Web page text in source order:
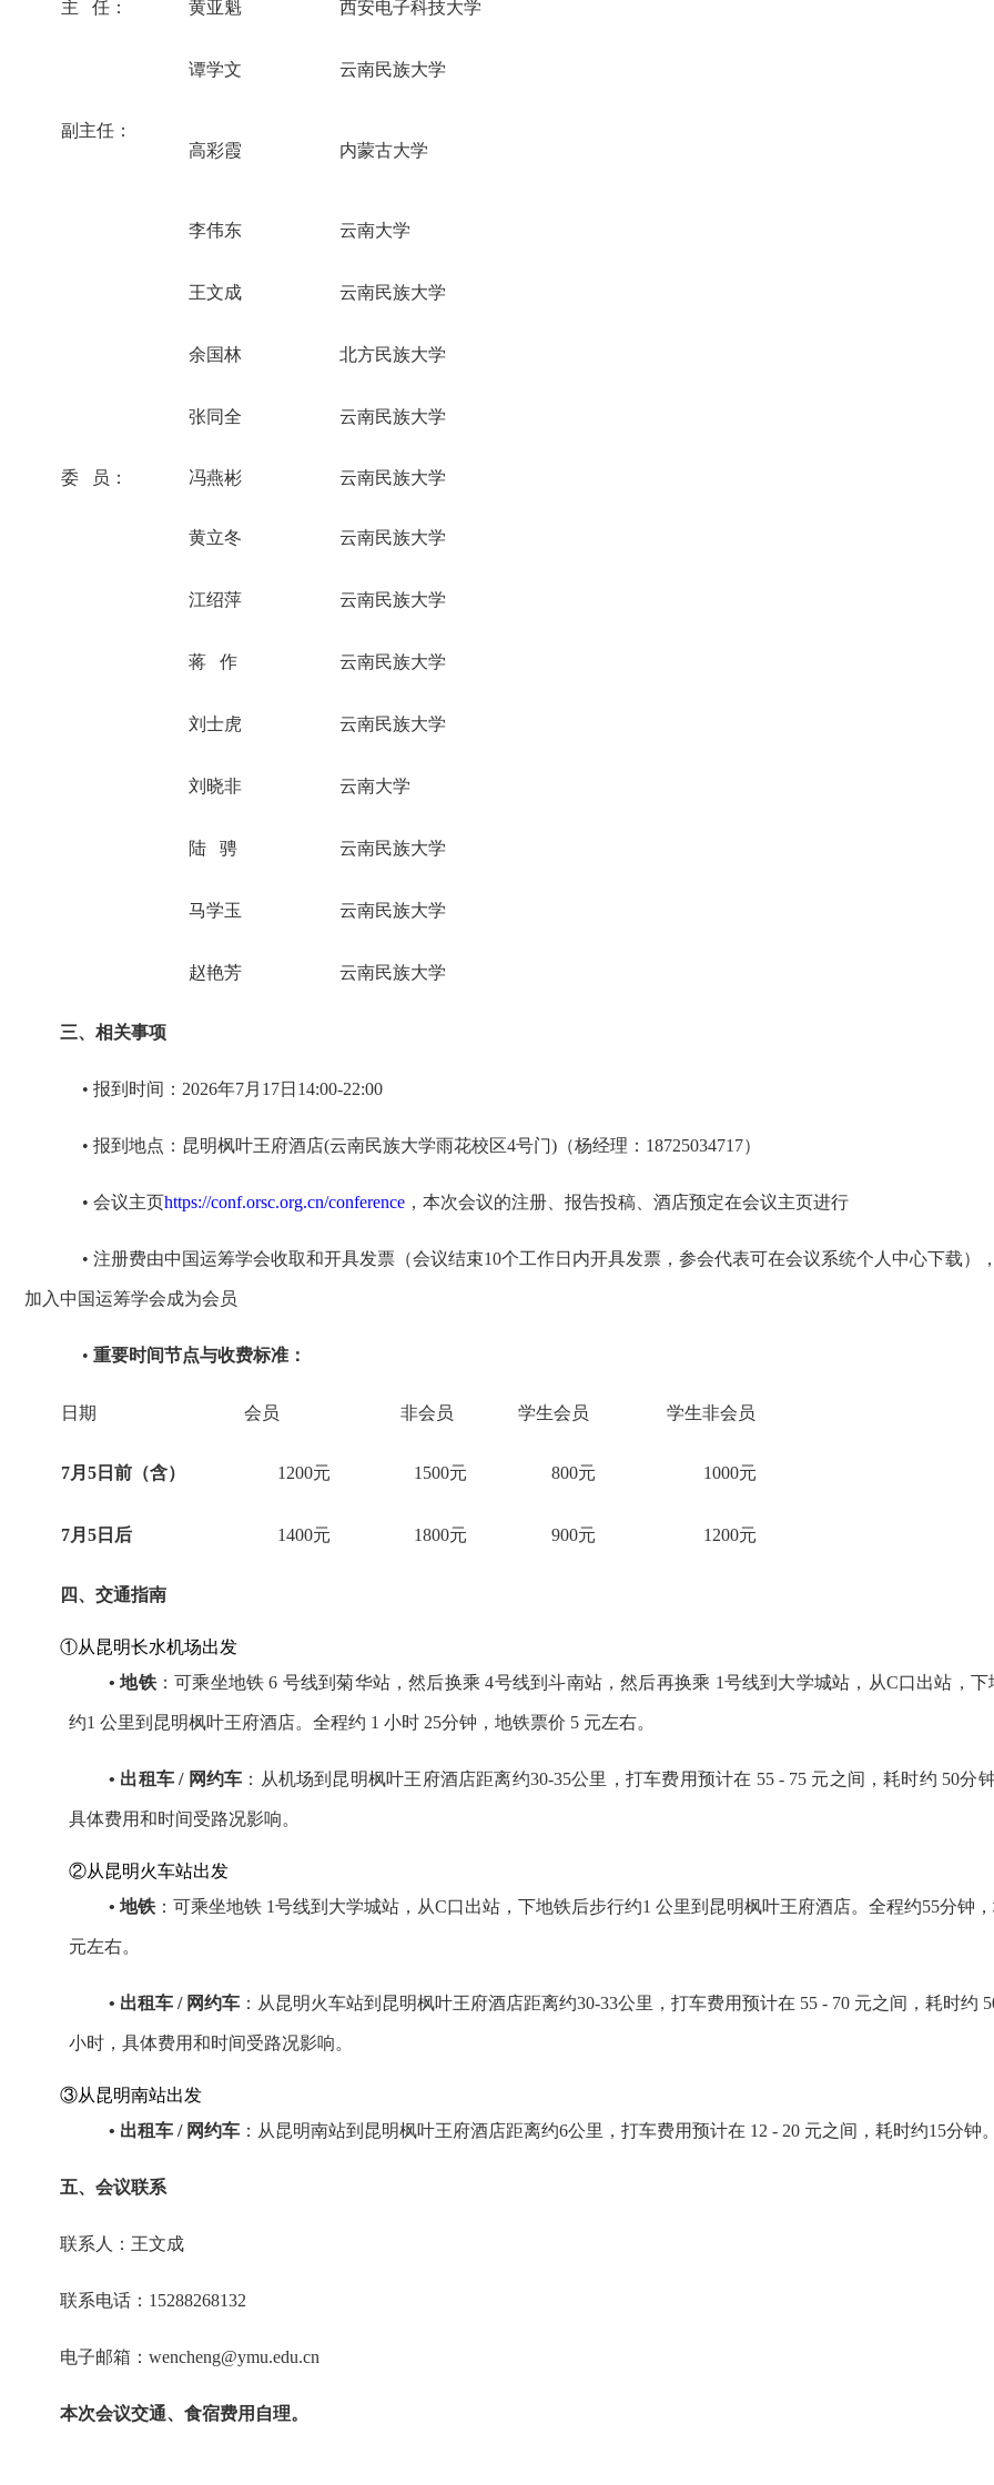
主 任： 黄亚魁 西安电子科技大学
谭学文 云南民族大学
副主任：
高彩霞
内蒙古大学
李伟东 云南大学
王文成 云南民族大学
余国林 北方民族大学
张同全 云南民族大学
委 员： 冯燕彬 云南民族大学
黄立冬 云南民族大学
江绍萍 云南民族大学
蒋 作 云南民族大学
刘士虎 云南民族大学
刘晓非 云南大学
陆 骋 云南民族大学
马学玉 云南民族大学
赵艳芳 云南民族大学
三、相关事项
• 报到时间：2026年7月17日14:00-22:00
• 报到地点：昆明枫叶王府酒店(云南民族大学雨花校区4号门)（杨经理：18725034717）
• 会议主页https://conf.orsc.org.cn/conference ，本次会议的注册、报告投稿、酒店预定在会议主页进行
• 注册费由中国运筹学会收取和开具发票（会议结束10个工作日内开具发票，参会代表可在会议系统个人中心下载）
加入中国运筹学会成为会员
• 重要时间节点与收费标准：
日期 会员 非会员 学生会员 学生非会员
7月5日前（含） 1200元 1500元 800元 1000元
7月5日后 1400元 1800元 900元 1200元
四、交通指南
①从昆明长水机场出发
• 地铁：可乘坐地铁 6 号线到菊华站，然后换乘 4号线到斗南站，然后再换乘 1号线到大学城站，从C口出站，下
约1 公里到昆明枫叶王府酒店。全程约 1 小时 25分钟，地铁票价 5 元左右。
• 出租车 / 网约车 ：从机场到昆明枫叶王府酒店距离约30-35公里，打车费用预计在 55 - 75 元之间，耗时约 50分钟
具体费用和时间受路况影响。
②从昆明火车站出发
• 地铁：可乘坐地铁 1号线到大学城站，从C口出站，下地铁后步行约1 公里到昆明枫叶王府酒店。全程约55分钟
元左右。
• 出租车 / 网约车 ：从昆明火车站到昆明枫叶王府酒店距离约30-33公里，打车费用预计在 55 - 70 元之间，耗时约
小时，具体费用和时间受路况影响。
③从昆明南站出发
• 出租车 / 网约车 ：从昆明南站到昆明枫叶王府酒店距离约6公里，打车费用预计在 12 - 20 元之间，耗时约15分钟。
五、会议联系
联系人：王文成
联系电话：15288268132
电子邮箱：wencheng@ymu.edu.cn
本次会议交通、食宿费用自理。